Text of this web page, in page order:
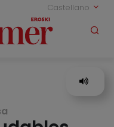
Castellano